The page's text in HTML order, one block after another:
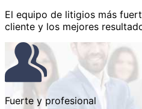
El equipo de litigios más
cliente y los mejores
Fuerte y profesional